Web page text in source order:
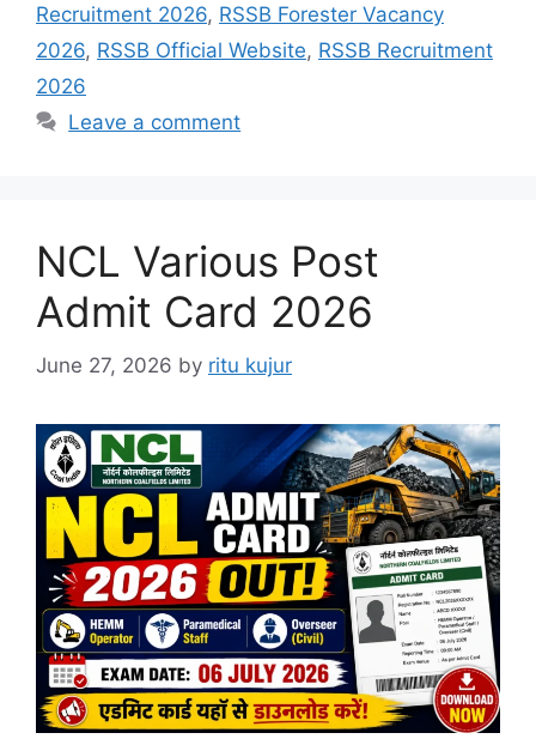
Recruitment 2026, RSSB Forester Vacancy
2026, RSSB Official Website, RSSB Recruitment
2026
Leave a comment
NCL Various Post
Admit Card 2026
June 27, 2026 by ritu kujur